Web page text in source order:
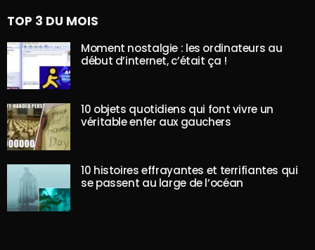
TOP 3 DU MOIS
Moment nostalgie : les ordinateurs au
début d’internet, c’était ça !
10 objets quotidiens qui font vivre un
véritable enfer aux gauchers
10 histoires effrayantes et terrifiantes qui
se passent au large de l’océan